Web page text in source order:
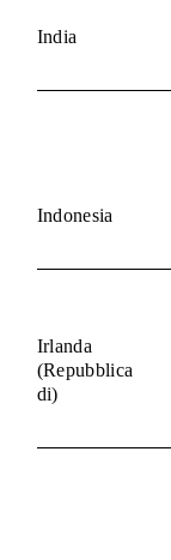
India
Indonesia
Irlanda
(Repubblica
di)